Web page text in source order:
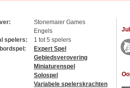
Stonemaier Games
Engels
spelers:
1 tot 5 spelers
Expert Spel
Gebiedsverovering
Miniaturenspel
Solospel
Variabele spelerskrachten